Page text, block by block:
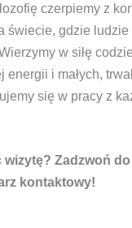
czerpiemy z
świecie, gdzie ludzie
w siłę
energii i małych,
się w pracy z
wizytę? Zadzwoń
kontaktowy!